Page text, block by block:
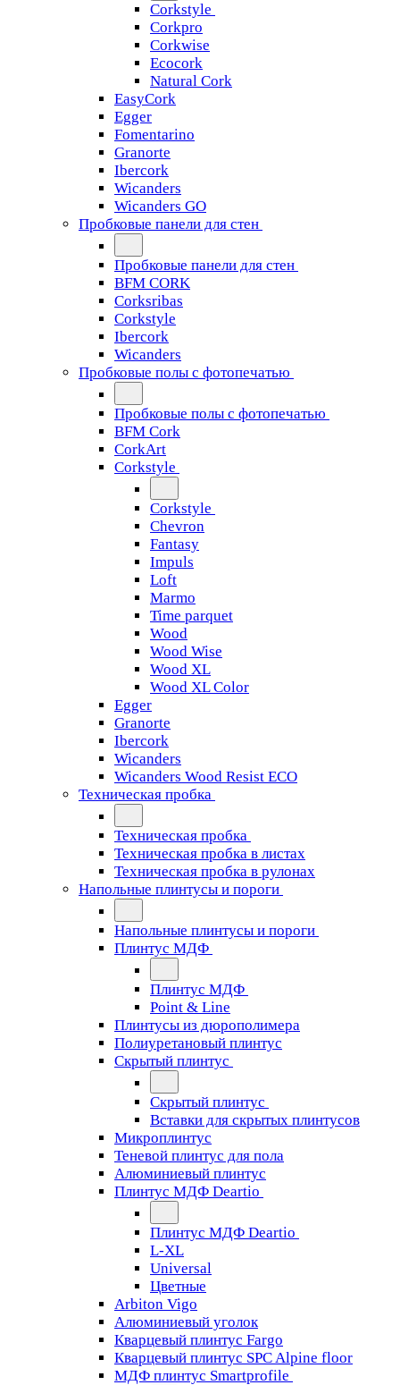
Corkstyle
Corkpro
Corkwise
Ecocork
Natural Cork
EasyCork
Egger
Fomentarino
Granorte
Ibercork
Wicanders
Wicanders GO
Пробковые панели для стен
Пробковые панели для стен
BFM CORK
Corksribas
Corkstyle
Ibercork
Wicanders
Пробковые полы с фотопечатью
Пробковые полы с фотопечатью
BFM Cork
CorkArt
Corkstyle
Corkstyle
Chevron
Fantasy
Impuls
Loft
Marmo
Time parquet
Wood
Wood Wise
Wood XL
Wood XL Color
Egger
Granorte
Ibercork
Wicanders
Wicanders Wood Resist ECO
Техническая пробка
Техническая пробка
Техническая пробка в листах
Техническая пробка в рулонах
Напольные плинтусы и пороги
Напольные плинтусы и пороги
Плинтус МДФ
Плинтус МДФ
Point & Line
Плинтусы из дюрополимера
Полиуретановый плинтус
Скрытый плинтус
Скрытый плинтус
Вставки для скрытых плинтусов
Микроплинтус
Теневой плинтус для пола
Алюминиевый плинтус
Плинтус МДФ Deartio
Плинтус МДФ Deartio
L-XL
Universal
Цветные
Arbiton Vigo
Алюминиевый уголок
Кварцевый плинтус Fargo
Кварцевый плинтус SPC Alpine floor
МДФ плинтус Smartprofile